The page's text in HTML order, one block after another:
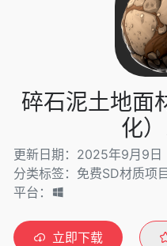
碎石泥土地面
化
更新日期：2025年9月9日
分类标签： 免费SD材质项
平台：
立即下载